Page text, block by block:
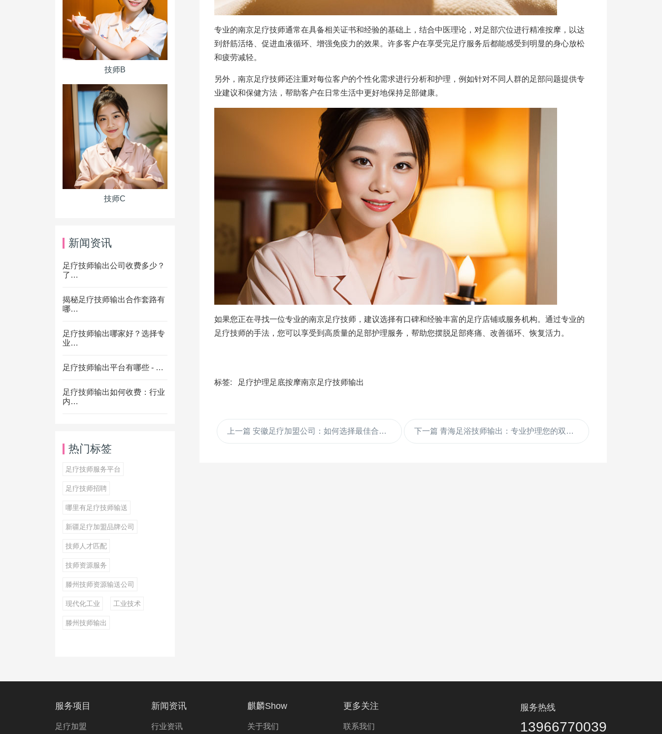
专业的南京足疗技师通常在具备相关证书和经验的基础上，结合中医理论，对足部穴位进行精准按摩，以达
到舒筋活络、促进血液循环、增强免疫力的效果。许多客户在享受完足疗服务后都能感受到明显的身心放松
和疲劳减轻。
另外，南京足疗技师还注重对每位客户的个性化需求进行分析和护理，例如针对不同人群的足部问题提供专
业建议和保健方法，帮助客户在日常生活中更好地保持足部健康。
如果您正在寻找一位专业的南京足疗技师，建议选择有口碑和经验丰富的足疗店铺或服务机构。通过专业的
足疗技师的手法，您可以享受到高质量的足部护理服务，帮助您摆脱足部疼痛、改善循环、恢复活力。
标签: 足疗护理足底按摩南京足疗技师输出
上一篇安徽足疗加盟公司：如何选择最佳合作伙伴？ 下一篇青海足浴技师输出：专业护理您的双脚健康
技师B
技师C
新闻资讯
足疗技师输出公司收费多少？
了…
揭秘足疗技师输出合作套路有
哪…
足疗技师输出哪家好？选择专
业…
足疗技师输出平台有哪些 - …
足疗技师输出如何收费：行业
内…
热门标签
足疗技师服务平台
足疗技师招聘
哪里有足疗技师输送
新疆足疗加盟品牌公司
技师人才匹配
技师资源服务
滕州技师资源输送公司
现代化工业 工业技术
滕州技师输出
服务项目
足疗加盟
新闻资讯
行业资讯
麒麟Show
关于我们
更多关注
联系我们
服务热线
13966770039